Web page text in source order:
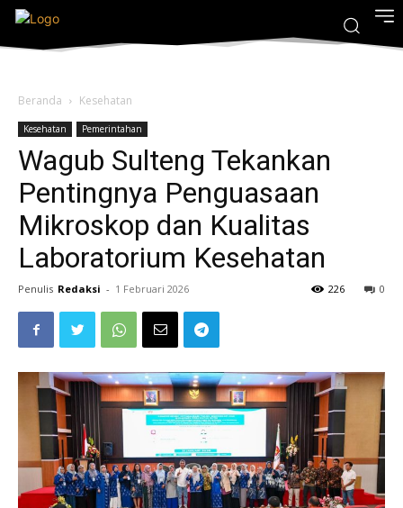
Beranda Kesehatan
Kesehatan Pemerintahan
Wagub Sulteng Tekankan
Pentingnya Penguasaan
Mikroskop dan Kualitas
Laboratorium Kesehatan
Penulis Redaksi - 1 Februari 2026 0
226